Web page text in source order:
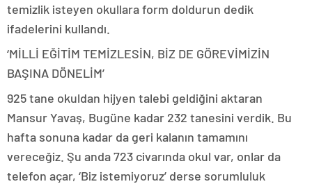
temizlik isteyen okullara form doldurun dedik
ifadelerini kullandı.
‘MİLLİ EĞİTİM TEMİZLESİN, BİZ DE GÖREVİMİZİN
BAŞINA DÖNELİM’
925 tane okuldan hijyen talebi geldiğini aktaran
Mansur Yavaş, Bugüne kadar 232 tanesini verdik. Bu
hafta sonuna kadar da geri kalanın tamamını
vereceğiz. Şu anda 723 civarında okul var, onlar da
telefon açar, ‘Biz istemiyoruz’ derse sorumluluk